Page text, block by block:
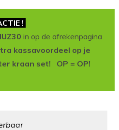
!
in op de afrekenpagina
kassavoordeel op je
kraan set! OP = OP!